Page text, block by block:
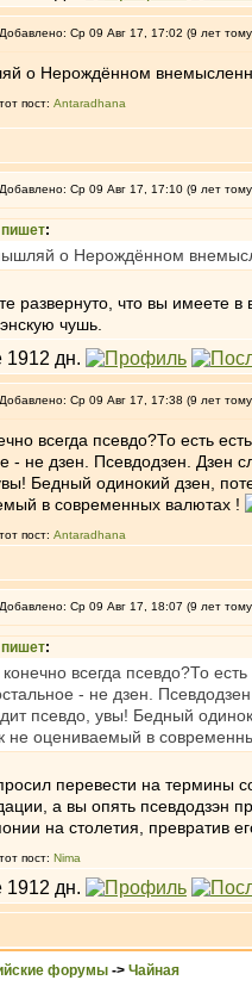
Добавлено: Ср 09 Авг 17, 17:02 (9 лет
о Нерождённом
пост: Antaradhana
Добавлено: Ср 09 Авг 17, 17:10 (9 лет
пишет:
о Нерождённом
развернуто, что вы имеете
чушь.
Добавлено: Ср 09 Авг 17, 17:38 (9 лет
всегда псевдо?То есть
- не дзен. Псевдодзен. Дзен
Бедный одинокий дзен,
в современных валютах !
пост: Antaradhana
Добавлено: Ср 09 Авг 17, 18:07 (9 лет
пишет:
конечно всегда псевдо?То
- не дзен.
псевдо, увы! Бедный
не оцениваемый в
перевести на термины
а вы опять псевдодзэн
на столетия, превратив
пост: Nima
форумы -> Чайная